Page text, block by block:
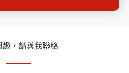
趣，請與我聯絡